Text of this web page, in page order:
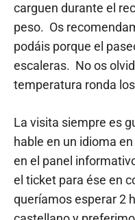
carguen durante el
peso. Os
podáis porque el
escaleras. No os
temperatura ronda
La visita siempre es
hable en un idioma
en el panel
el ticket para ése en
queríamos esperar 2